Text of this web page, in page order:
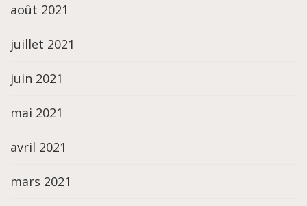
août 2021
juillet 2021
juin 2021
mai 2021
avril 2021
mars 2021